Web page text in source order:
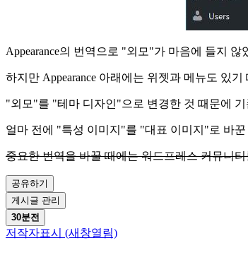
Appearance의 번역으로 "외모"가 마음에 들지
하지만 Appearance 아래에는 위젯과 메뉴도 있
"외모"를 "테마 디자인"으로 변경한 것 때문에
얼마 전에 "특성 이미지"를 "대표 이미지"로 바
중요한 번역을 바꿀 때에는 워드프레스 커뮤니
공유하기
게시글 관리
30분전
저작자표시 (새창열림)